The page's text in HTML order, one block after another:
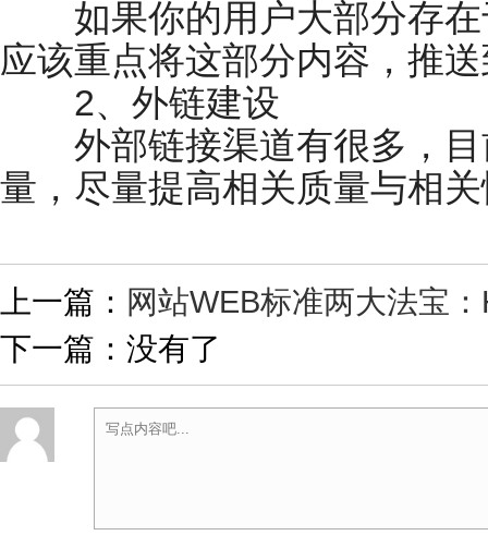
如果你的用户大部分存在
应该重点将这部分内容，推
2、外链建设
外部链接渠道有很多，目
量，尽量提高相关质量与相
上一篇： 网站WEB标准两大法宝
下一篇：没有了